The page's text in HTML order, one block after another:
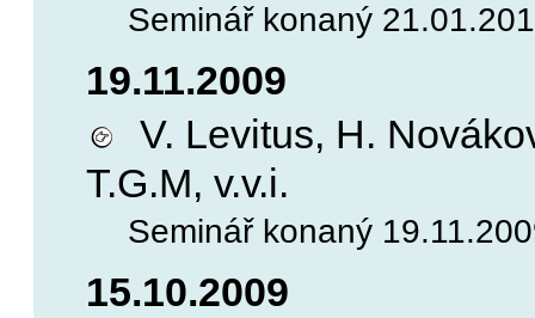
Seminář konaný
19.11.2009
V. Levitus, H.
T.G.M, v.v.i.
Seminář konaný
15.10.2009